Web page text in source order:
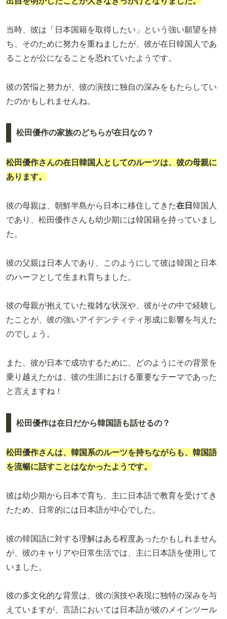
当時、彼は「日本国籍を取得したい」という強い願望を持
ち、そのために努力を重ねましたが、彼が在日韓国人であ
ることが公になることを恐れていたようです。
彼の苦悩と努力が、彼の演技に独自の深みをもたらしてい
たのかもしれませんね。
松田優作の家族のどちらが在日なの？
松田優作さんの在日 韓国人としてのルーツは、彼の母親に
あります。
彼の母親は、朝鮮半島から日本に移住してきた在日 韓国人
であり、松田優作さんも幼少期には韓国籍を持っていまし
た。
彼の父親は日本人であり、このようにして彼は韓国と日本
のハーフとして生まれ育ちました。
彼の母親が抱えていた複雑な状況や、彼がその中で経験し
たことが、彼の強いアイデンティティ形成に影響を与えた
のでしょう。
また、彼が日本で成功するために、どのようにその背景を
乗り越えたかは、彼の生涯における重要なテーマであった
と言えますね！
松田優作は在日だから韓国語も話せるの？
松田優作さんは、韓国系のルーツを持ちながらも、韓国語
を流暢に話すことはなかったようです。
彼は幼少期から日本で育ち、主に日本語で教育を受けてき
たため、日常的には日本語が中心でした。
彼の韓国語に対する理解はある程度あったかもしれません
が、彼のキャリアや日常生活では、主に日本語を使用して
いました。
彼の多文化的な背景は、彼の演技や表現に独特の深みを与
えていますが、言語においては日本語が彼のメインツール